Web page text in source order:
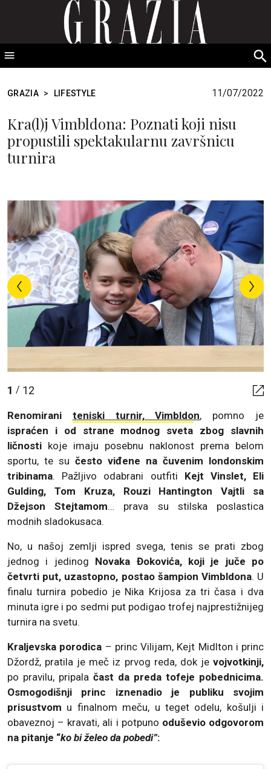
GRAZIA Srbija
GRAZIA > LIFESTYLE 11/07/2022
Kra(l)j Vimbldona: Poznati koji nisu
propustili spektakularnu završnicu
turnira
1 / 12
Renomirani teniski turnir, Vimbldon, pomno je
ispraćen i od strane modnog sveta zbog slavnih
ličnosti koje imaju posebnu naklonost prema belom
sportu, te su često viđene na čuvenim londonskim
tribinama. Pažljivo odabrani outfiti Kejt Vinslet, Eli
Gulding, Tom Kruza, Rouzi Hantington Vajtli sa
Džejson Stejtamom… prava su stilska poslastica
modnih sladokusaca.
No, u našoj zemlji ispred svega, tenis se prati zbog
jednog i jedinog Novaka Đokovića, koji je juče po
četvrti put, uzastopno, postao šampion Vimbldona. U
finalu turnira pobedio je Nika Krijosa za tri časa i dva
minuta igre i po sedmi put podigao trofej najprestižnijeg
turnira na svetu.
Kraljevska porodica – princ Vilijam, Kejt Midlton i princ
Džordž, pratila je meč iz prvog reda, dok je vojvotkinji,
po pravilu, pripala čast da preda tofeje pobednicima.
Osmogodišnji princ iznenadio je publiku svojim
prisustvom u finalnom meču, u teget odelu, košulji i
obaveznoj – kravati, ali i potpuno oduševio odgovorom
na pitanje “ko bi želeo da pobedi”: